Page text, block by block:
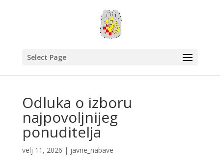
Select Page
Odluka o izboru
najpovoljnijeg
ponuditelja
velj 11, 2026 | javne_nabave